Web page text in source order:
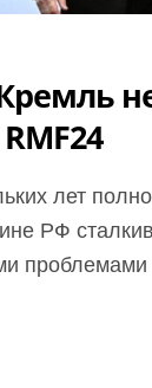
РФ
проблемами